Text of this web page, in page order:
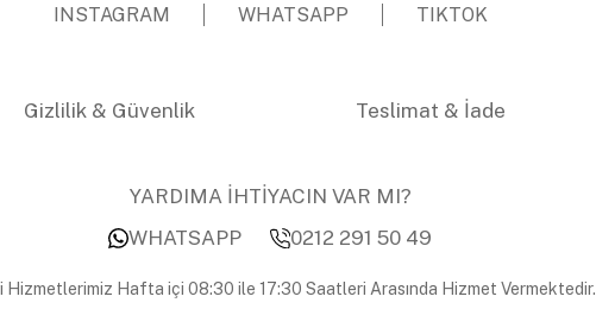
INSTAGRAM WHATSAPP TIKTOK
Gizlilik & Güvenlik Teslimat & İade
YARDIMA İHTİYACIN VAR MI?
WHATSAPP
0212 291 50 49
Hizmetlerimiz Hafta içi 08:30 ile 17:30 Saatleri Arasında Hizmet Vermektedir.